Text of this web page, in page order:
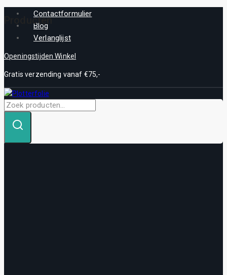
Skip
Contactformulier
Blog
Verlanglijst
Openingstijden Winkel
Gratis verzending vanaf €75,-
Zoek
Producten